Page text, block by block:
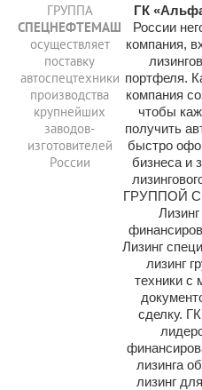
ГРУППА
СПЕЦНЕФТЕМАШ
осуществляет
поставку
автоспецтехники
производства
крупнейших
заводов-
изготовителей
России
ГК
России
компания,
портфеля.
компания
чтобы
получить
быстро
бизнеса и
ГРУППОЙ
Лизинг
лизинг
техники с
сделку.
лизинга
лизинг